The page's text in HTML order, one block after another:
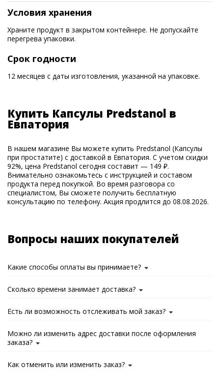
Условия хранения
Храните продукт в закрытом контейнере. Не допускайте
перегрева упаковки.
Срок годности
12 месяцев с даты изготовления, указанной на упаковке.
Купить Капсулы Predstanol в
Евпатория
В нашем магазине Вы можете купить Predstanol (Капсулы
при простатите) с доставкой в Евпатория. С учетом скидки
92%, цена Predstanol сегодня составит — 149 ₽.
Внимательно ознакомьтесь с инструкцией и составом
продукта перед покупкой. Во время разговора со
специалистом, Вы сможете получить бесплатную
консультацию по телефону. Акция продлится до 08.08.2026.
Вопросы наших покупателей
Какие способы оплаты вы принимаете?
Сколько времени занимает доставка?
Есть ли возможность отслеживать мой заказ?
Можно ли изменить адрес доставки после оформления
заказа?
Как отменить или изменить заказ?